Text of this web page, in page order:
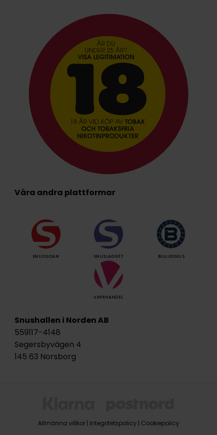
Våra andra plattformar
SNUSSIDAN SNUSLAGRET BILLIGSNUS
VAPEHANDEL
Snushallen i Norden AB
559117-4148
Segersbyvägen 4
145 63 Norsborg
Allmänna villkor | Integritetspolicy | Cookiepolicy